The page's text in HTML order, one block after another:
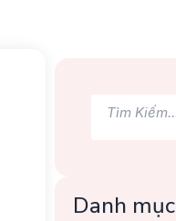
kiếm
Danh mục